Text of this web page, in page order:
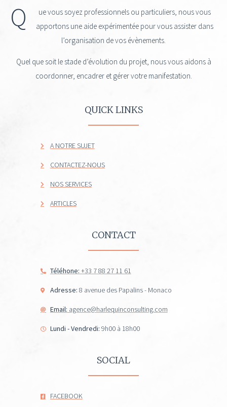
Q
ue vous soyez professionnels ou particuliers, nous vous
apportons une aide expérimentée pour vous assister dans
l’organisation de vos évènements.
Quel que soit le stade d’évolution du projet, nous vous aidons à
coordonner, encadrer et gérer votre manifestation.
QUICK LINKS
A NOTRE SUJET
CONTACTEZ-NOUS
NOS SERVICES
ARTICLES
CONTACT
Téléhone: +33 7 88 27 11 61
Adresse: 8 avenue des Papalins - Monaco
Email: agence@harlequinconsulting.com
Lundi - Vendredi: 9h00 à 18h00
SOCIAL
FACEBOOK